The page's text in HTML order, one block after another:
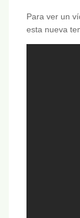
Para ver un
esta nueva